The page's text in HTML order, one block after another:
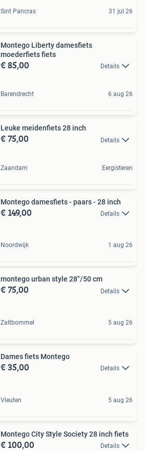
Sint Pancras 31 jul 26
Montego Liberty damesfiets
moederfiets fiets
€ 85,00 Details
Barendrecht 6 aug 26
Leuke meidenfiets 28 inch
€ 75,00 Details
Zaandam Eergisteren
Montego damesfiets - paars - 28 inch
€ 149,00 Details
Noordwijk 1 aug 26
montego urban style 28"/50 cm
€ 75,00 Details
Zaltbommel 5 aug 26
Dames fiets Montego
€ 35,00 Details
Vleuten 5 aug 26
Montego City Style Society 28 inch fiets
€ 100,00 Details